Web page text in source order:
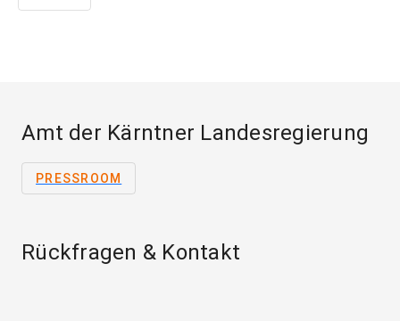
Amt der Kärntner Landesregierung
PRESSROOM
Rückfragen & Kontakt